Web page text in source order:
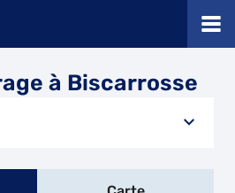
à Biscarrosse